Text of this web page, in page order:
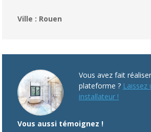
Ville : Rouen
Vous avez fait
plateforme ? Laissez
installateur !
Vous aussi témoignez !